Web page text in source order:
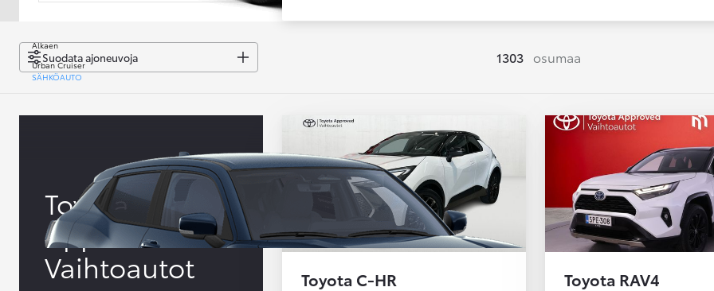
Alkaen
Urban Cruiser
SÄHKÖAUTO
Suodata ajoneuvoja 1303 osumaa
Toyota
Approved
Vaihtoautot
Toyota C-HR Toyota RAV4